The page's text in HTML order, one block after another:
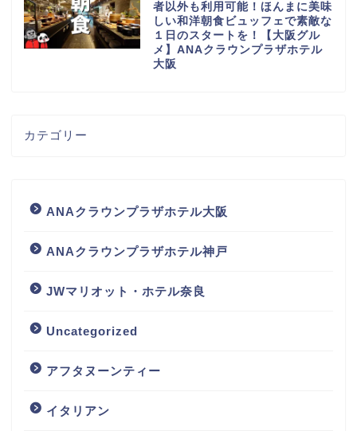
者以外も利用可能！ほんまに美味
しい和洋朝食ビュッフェで素敵な
１日のスタートを！【大阪グル
メ】ANAクラウンプラザホテル
大阪
カテゴリー
ANAクラウンプラザホテル大阪
ANAクラウンプラザホテル神戸
JWマリオット・ホテル奈良
Uncategorized
アフタヌーンティー
イタリアン